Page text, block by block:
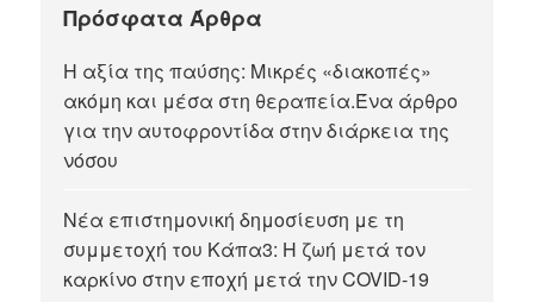
Πρόσφατα Άρθρα
Η αξία της παύσης: Μικρές «διακοπές»
ακόμη και μέσα στη θεραπεία.Ένα άρθρο
για την αυτοφροντίδα στην διάρκεια της
νόσου
Νέα επιστημονική δημοσίευση με τη
συμμετοχή του Κάπα3: Η ζωή μετά τον
καρκίνο στην εποχή μετά την COVID-19